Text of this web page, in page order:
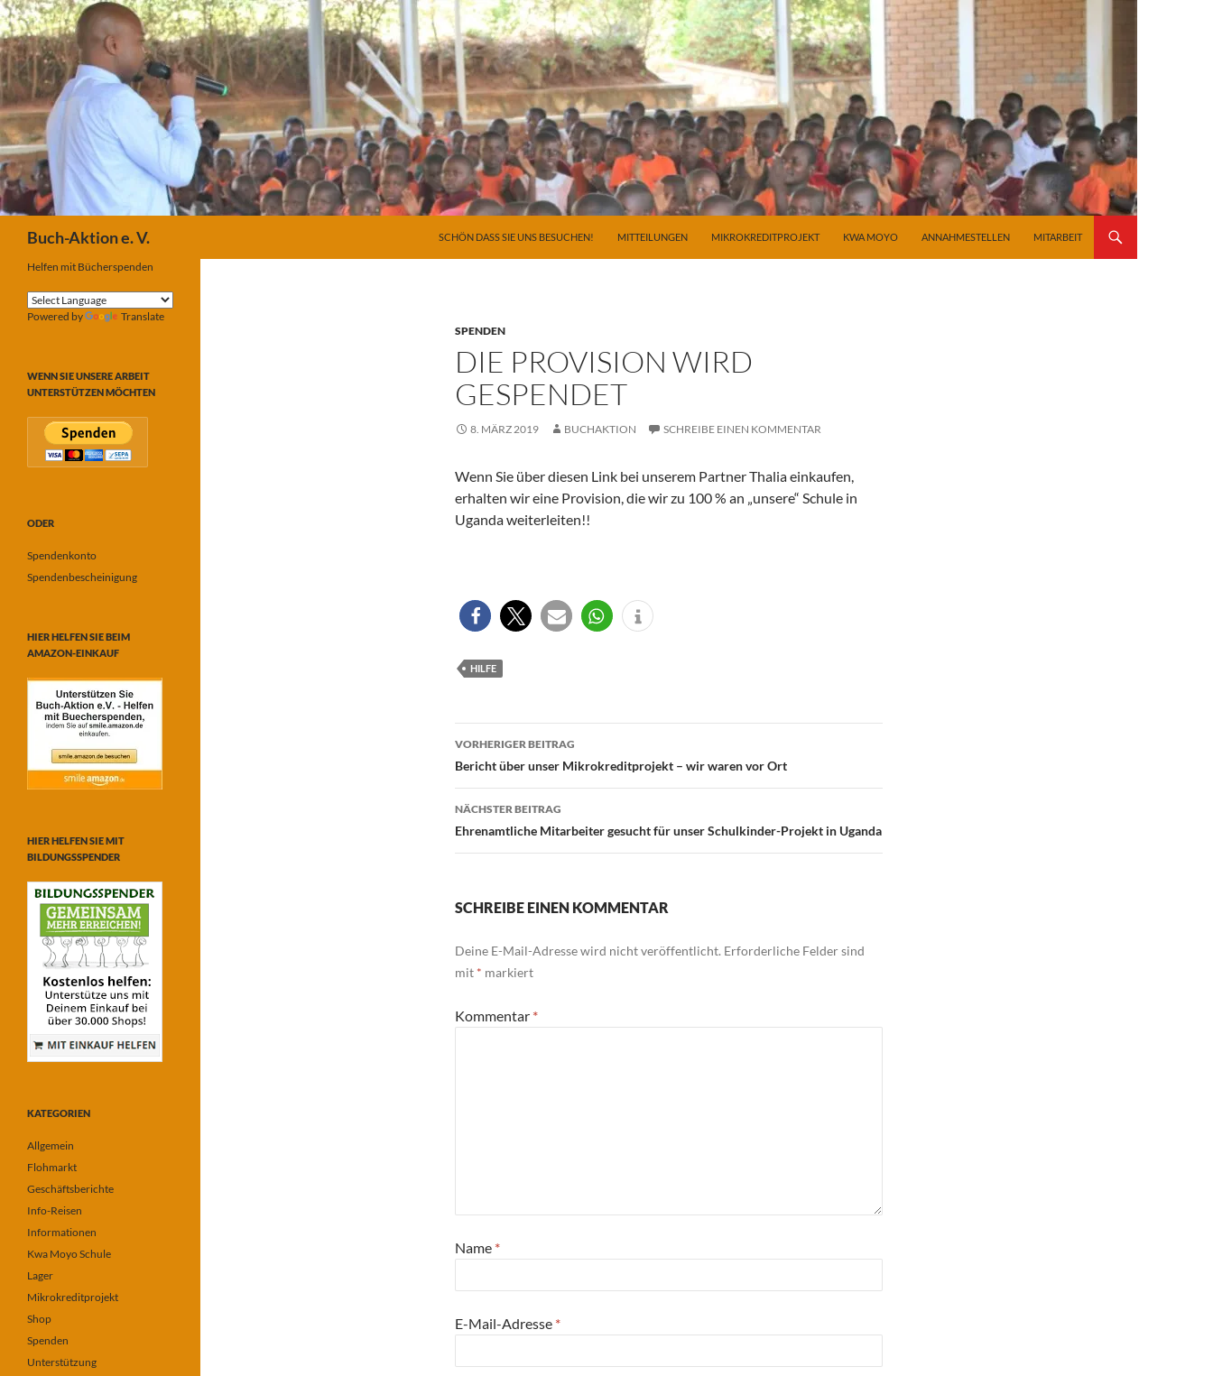
Buch-Aktion e. V.
SCHÖN DASS SIE UNS BESUCHEN!
MITTEILUNGEN MIKROKREDITPROJEKT KWA MOYO ANNAHMESTELLEN MITARBEIT
SPENDEN
DIE PROVISION WIRD
GESPENDET
8. MÄRZ 2019 BUCHAKTION SCHREIBE EINEN KOMMENTAR
Wenn Sie über diesen Link bei unserem Partner Thalia einkaufen,
erhalten wir eine Provision, die wir zu 100 % an „unsere“ Schule in
Uganda weiterleiten!!
HILFE
Beitragsnavigation
VORHERIGER BEITRAG
Bericht über unser Mikrokreditprojekt – wir waren vor Ort
NÄCHSTER BEITRAG
Ehrenamtliche Mitarbeiter gesucht für unser Schulkinder-Projekt in Uganda
SCHREIBE EINEN KOMMENTAR
Deine E-Mail-Adresse wird nicht veröffentlicht. Erforderliche Felder sind
mit * markiert
Kommentar *
Name *
E-Mail-Adresse *
Helfen mit Bücherspenden
Powered by Translate
WENN SIE UNSERE ARBEIT
UNTERSTÜTZEN MÖCHTEN
ODER
Spendenkonto
Spendenbescheinigung
HIER HELFEN SIE BEIM
AMAZON-EINKAUF
HIER HELFEN SIE MIT
BILDUNGSSPENDER
KATEGORIEN
Allgemein
Flohmarkt
Geschäftsberichte
Info-Reisen
Informationen
Kwa Moyo Schule
Lager
Mikrokreditprojekt
Shop
Spenden
Unterstützung